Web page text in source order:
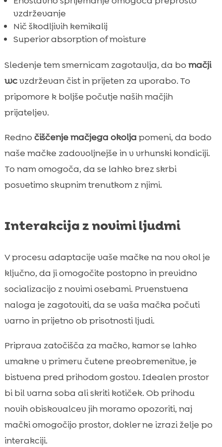
vzdrževanje
Nič škodljivih kemikalij
Superior absorption of moisture
Sledenje tem smernicam zagotavlja, da bo mačji
wcvzdrževan čist in prijeten za uporabo. To
pripomore k boljše počutje naših mačjih
prijateljev.
Redno čiščenje mačjega okolja pomeni, da bodo
naše mačke zadovoljnejše in v vrhunski kondiciji.
To nam omogoča, da se lahko brez skrbi
posvetimo skupnim trenutkom z njimi.
Interakcija z novimi ljudmi
V procesu adaptacije vaše mačke na nov okol je
ključno, da ji omogočite postopno in previdno
socializacijo z novimi osebami. Prvenstvena
naloga je zagotoviti, da se vaša mačka počuti
varno in prijetno ob prisotnosti ljudi.
Priprava zatočišča za mačko, kamor se lahko
umakne v primeru čutene preobremenitve, je
bistvena pred prihodom gostov. Idealen prostor
bi bil varna soba ali skriti kotiček. Ob prihodu
novih obiskovalcev jih moramo opozoriti, naj
mački omogočijo prostor, dokler ne izrazi želje po
interakciji.